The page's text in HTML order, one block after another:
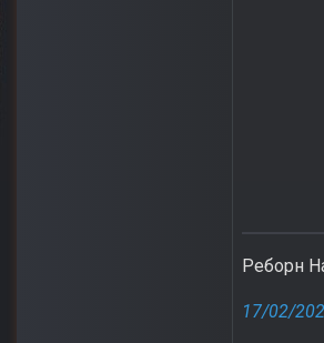
Реборн
17/02/